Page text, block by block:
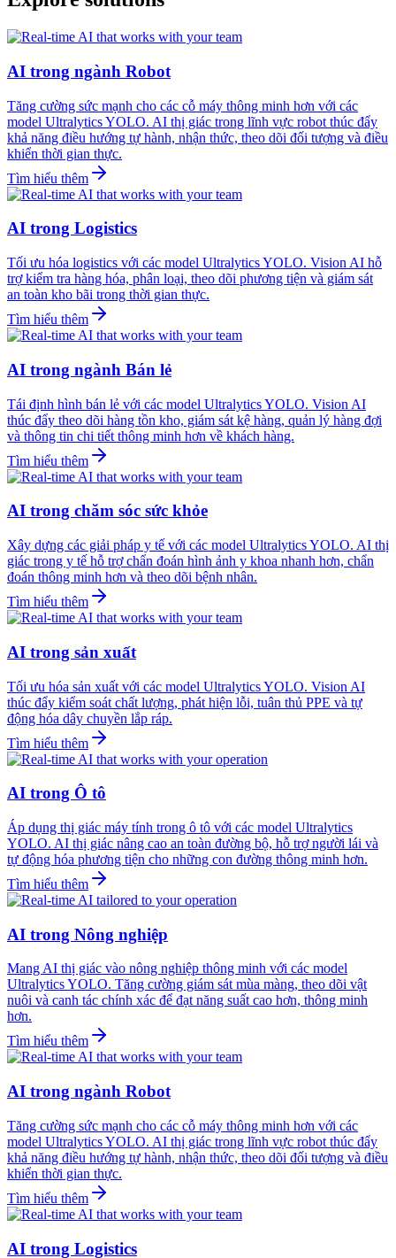
AI trong ngành Robot
Tăng cường sức mạnh cho các cỗ máy thông minh hơn với các
model Ultralytics YOLO. AI thị giác trong lĩnh vực robot thúc đẩy
khả năng điều hướng tự hành, nhận thức, theo dõi đối tượng và điều
khiển thời gian thực.
Tìm hiểu thêm
AI trong Logistics
Tối ưu hóa logistics với các model Ultralytics YOLO. Vision AI hỗ
trợ kiểm tra hàng hóa, phân loại, theo dõi phương tiện và giám sát
an toàn kho bãi trong thời gian thực.
Tìm hiểu thêm
AI trong ngành Bán lẻ
Tái định hình bán lẻ với các model Ultralytics YOLO. Vision AI
thúc đẩy theo dõi hàng tồn kho, giám sát kệ hàng, quản lý hàng đợi
và thông tin chi tiết thông minh hơn về khách hàng.
Tìm hiểu thêm
AI trong chăm sóc sức khỏe
Xây dựng các giải pháp y tế với các model Ultralytics YOLO. AI thị
giác trong y tế hỗ trợ chẩn đoán hình ảnh y khoa nhanh hơn, chẩn
đoán thông minh hơn và theo dõi bệnh nhân.
Tìm hiểu thêm
AI trong sản xuất
Tối ưu hóa sản xuất với các model Ultralytics YOLO. Vision AI
thúc đẩy kiểm soát chất lượng, phát hiện lỗi, tuân thủ PPE và tự
động hóa dây chuyền lắp ráp.
Tìm hiểu thêm
AI trong Ô tô
Áp dụng thị giác máy tính trong ô tô với các model Ultralytics
YOLO. AI thị giác nâng cao an toàn đường bộ, hỗ trợ người lái và
tự động hóa phương tiện cho những con đường thông minh hơn.
Tìm hiểu thêm
AI trong Nông nghiệp
Mang AI thị giác vào nông nghiệp thông minh với các model
Ultralytics YOLO. Tăng cường giám sát mùa màng, theo dõi vật
nuôi và canh tác chính xác để đạt năng suất cao hơn, thông minh
hơn.
Tìm hiểu thêm
AI trong ngành Robot
Tăng cường sức mạnh cho các cỗ máy thông minh hơn với các
model Ultralytics YOLO. AI thị giác trong lĩnh vực robot thúc đẩy
khả năng điều hướng tự hành, nhận thức, theo dõi đối tượng và điều
khiển thời gian thực.
Tìm hiểu thêm
AI trong Logistics